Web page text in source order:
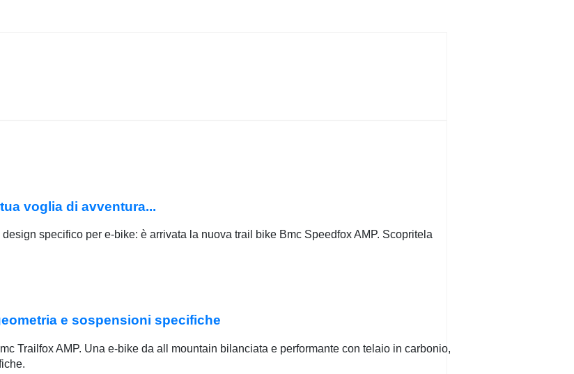
voglia di avventura...
specifico per e-bike: è arrivata la nuova trail bike Bmc Speedfox AMP. Scopritela
e sospensioni specifiche
Trailfox AMP. Una e-bike da all mountain bilanciata e performante con telaio in carbonio,